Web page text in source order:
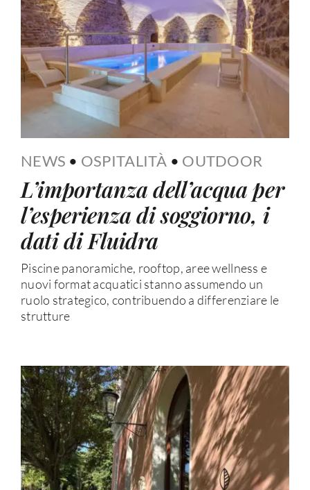
NEWS • OSPITALITÀ • OUTDOOR
L’importanza dell’acqua per
l’esperienza di soggiorno, i
dati di Fluidra
Piscine panoramiche, rooftop, aree wellness e
nuovi format acquatici stanno assumendo un
ruolo strategico, contribuendo a differenziare le
strutture